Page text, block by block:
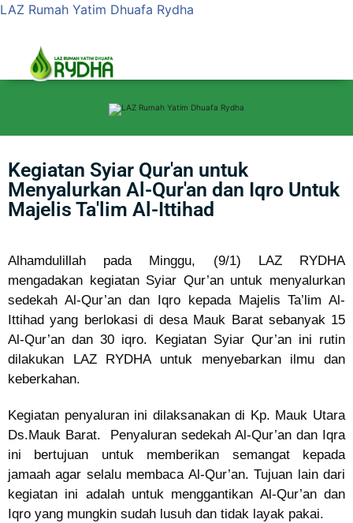
LAZ Rumah Yatim Dhuafa Rydha
Kegiatan Syiar Qur'an untuk
Menyalurkan Al-Qur'an dan Iqro Untuk
Majelis Ta'lim Al-Ittihad
Alhamdulillah pada Minggu, (9/1) LAZ RYDHA
mengadakan kegiatan Syiar Qur’an untuk menyalurkan
sedekah Al-Qur’an dan Iqro kepada Majelis Ta’lim Al-
Ittihad yang berlokasi di desa Mauk Barat sebanyak 15
Al-Qur’an dan 30 iqro. Kegiatan Syiar Qur’an ini rutin
dilakukan LAZ RYDHA untuk menyebarkan ilmu dan
keberkahan.
Kegiatan penyaluran ini dilaksanakan di Kp. Mauk Utara
Ds.Mauk Barat. Penyaluran sedekah Al-Qur’an dan Iqra
ini bertujuan untuk memberikan semangat kepada
jamaah agar selalu membaca Al-Qur’an. Tujuan lain dari
kegiatan ini adalah untuk menggantikan Al-Qur’an dan
Iqro yang mungkin sudah lusuh dan tidak layak pakai.